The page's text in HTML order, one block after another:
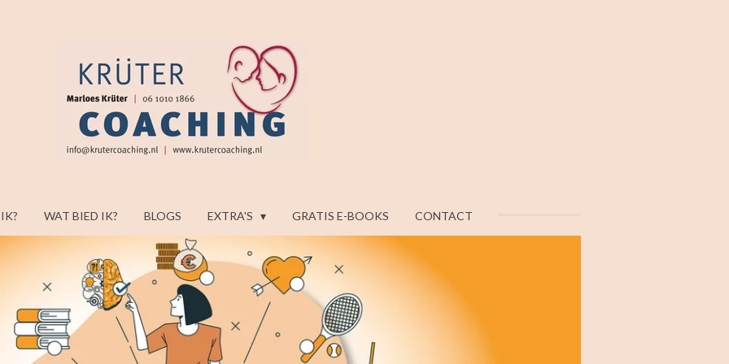
WAT BIED IK? BLOGS EXTRA'S GRATIS E-BOOKS CONTACT